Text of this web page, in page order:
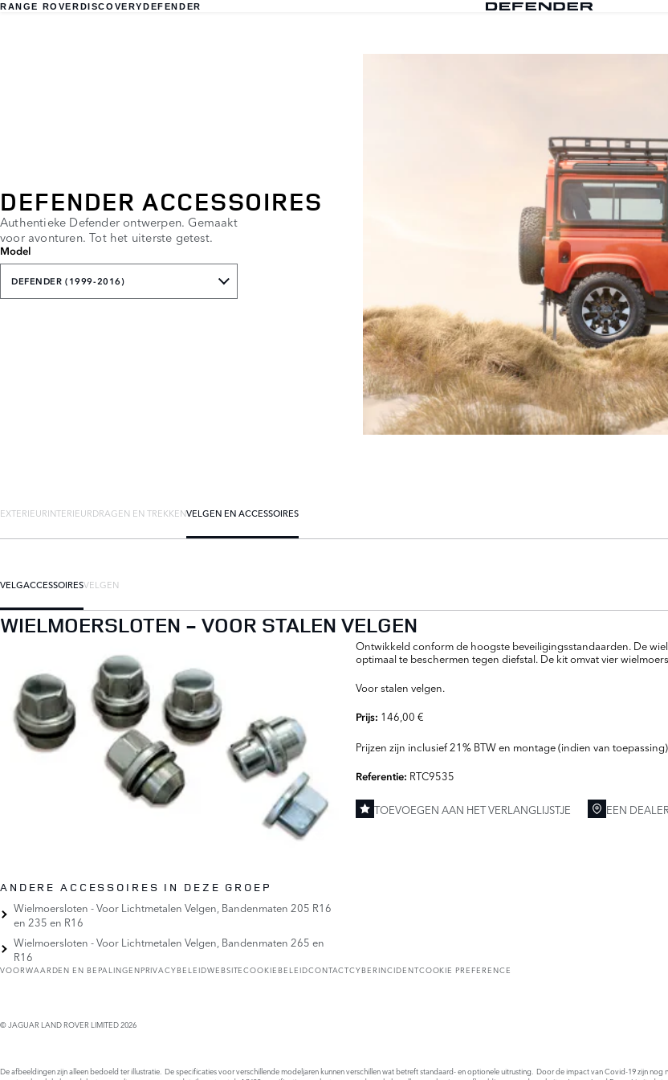
RANGE ROVERDISCOVERYDEFENDER
DEFENDER ACCESSOIRES
Authentieke Defender ontwerpen. Gemaakt
voor avonturen. Tot het uiterste getest.
Model
DEFENDER (1999-2016)
EXTERIEURINTERIEURDRAGEN EN TREKKENVELGEN EN ACCESSOIRES
VELGACCESSOIRESVELGEN
WIELMOERSLOTEN - VOOR STALEN VELGEN
Ontwikkeld conform de hoogste beveiligingsstandaarden. De
optimaal te beschermen tegen diefstal. De kit omvat vier
Voor stalen velgen.
Prijs: 146,00 €
Prijzen zijn inclusief 21% BTW en montage (indien van
Referentie: RTC9535
TOEVOEGEN AAN HET VERLANGLIJSTJE EEN
ANDERE ACCESSOIRES IN DEZE GROEP
Wielmoersloten - Voor Lichtmetalen Velgen, Bandenmaten 205 R16
en 235 en R16
Wielmoersloten - Voor Lichtmetalen Velgen, Bandenmaten 265 en
R16
VOORWAARDEN EN BEPALINGENPRIVACYBELEIDWEBSITECOOKIEBELEIDCONTACTCYBERINCIDENTCOOKIE PREFERENCE
© JAGUAR LAND ROVER LIMITED 2026
De afbeeldingen zijn alleen bedoeld ter illustratie. De specificaties voor verschillende modeljaren kunnen verschillen wat betreft standaard- en optionele uitrusting. Door de impact van Covid-19 zijn